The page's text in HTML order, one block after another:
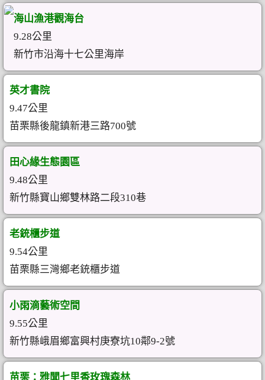
海山漁港觀海台
9.28公里
新竹市沿海十七公里海岸
英才書院
9.47公里
苗栗縣後龍鎮新港三路700號
田心緣生態園區
9.48公里
新竹縣寶山鄉雙林路二段310巷
老銃櫃步道
9.54公里
苗栗縣三灣鄉老銃櫃步道
小雨滴藝術空間
9.55公里
新竹縣峨眉鄉富興村庚寮坑10鄰9-2號
苗栗：雅聞七里香玫瑰森林